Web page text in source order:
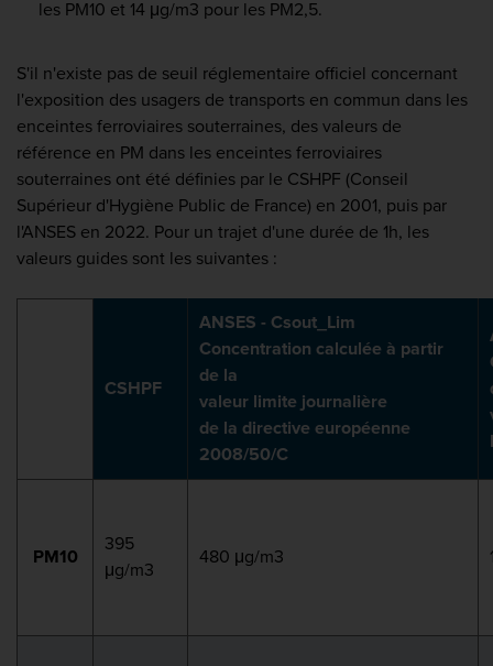
les PM10 et 14 μg/m3 pour les PM2,5.
S'il n'existe pas de seuil réglementaire officiel concernant
l'exposition des usagers de transports en commun dans les
enceintes ferroviaires souterraines, des valeurs de
référence en PM dans les enceintes ferroviaires
souterraines ont été définies par le CSHPF (Conseil
Supérieur d'Hygiène Public de France) en 2001, puis par
l'ANSES en 2022. Pour un trajet d'une durée de 1h, les
valeurs guides sont les suivantes :
CSHPF
ANSES - Csout_Lim
Concentration calculée à partir
de la
valeur limite journalière
de la directive européenne
2008/50/C
PM10
395
μg/m3
480 μg/m3